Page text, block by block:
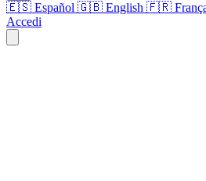
🇪🇸 Español 🇬🇧 English 🇫🇷
Accedi